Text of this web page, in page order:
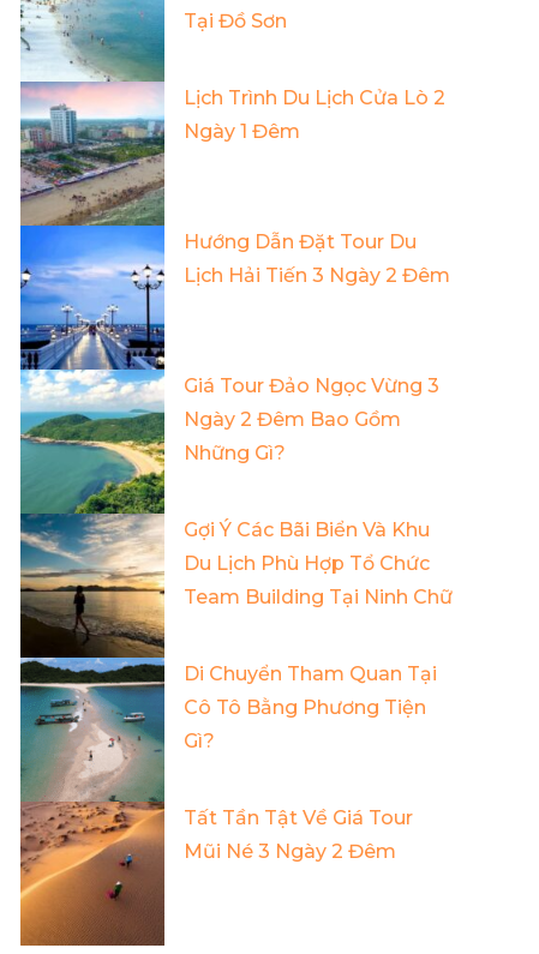
Tại Đồ Sơn
Lịch Trình Du Lịch Cửa Lò 2
Ngày 1 Đêm
Hướng Dẫn Đặt Tour Du
Lịch Hải Tiến 3 Ngày 2 Đêm
Giá Tour Đảo Ngọc Vừng 3
Ngày 2 Đêm Bao Gồm
Những Gì?
Gợi Ý Các Bãi Biển Và Khu
Du Lịch Phù Hợp Tổ Chức
Team Building Tại Ninh Chữ
Di Chuyển Tham Quan Tại
Cô Tô Bằng Phương Tiện
Gì?
Tất Tần Tật Về Giá Tour
Mũi Né 3 Ngày 2 Đêm